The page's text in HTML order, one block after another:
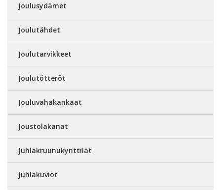
Joulusydämet
Joulutähdet
Joulutarvikkeet
Joulutötteröt
Jouluvahakankaat
Joustolakanat
Juhlakruunukynttilät
Juhlakuviot